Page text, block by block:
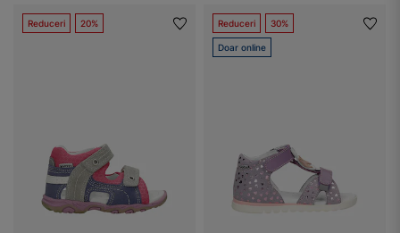
Reduceri 20% Reduceri 30%
Doar online